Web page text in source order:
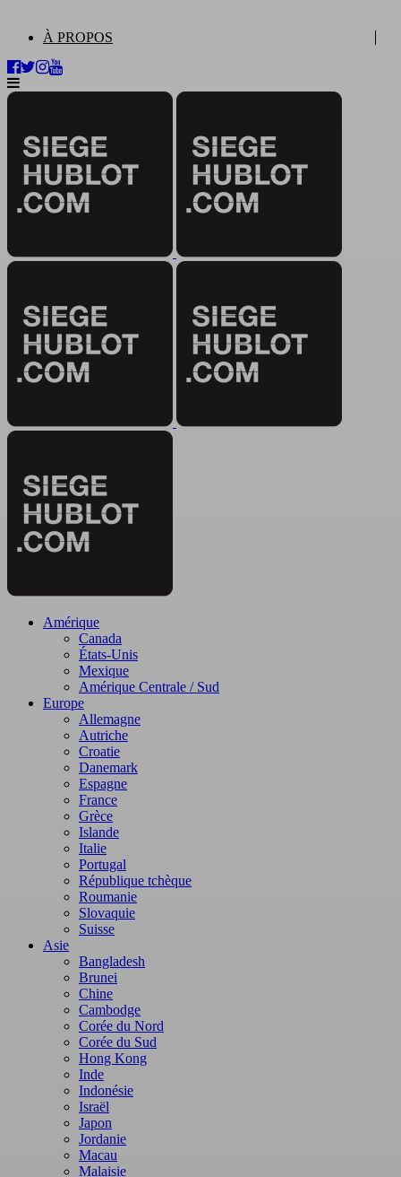
À PROPOS
Amérique
Canada
États-Unis
Mexique
Amérique Centrale / Sud
Europe
Allemagne
Autriche
Croatie
Danemark
Espagne
France
Grèce
Islande
Italie
Portugal
République tchèque
Roumanie
Slovaquie
Suisse
Asie
Bangladesh
Brunei
Chine
Cambodge
Corée du Nord
Corée du Sud
Hong Kong
Inde
Indonésie
Israël
Japon
Jordanie
Macau
Malaisie